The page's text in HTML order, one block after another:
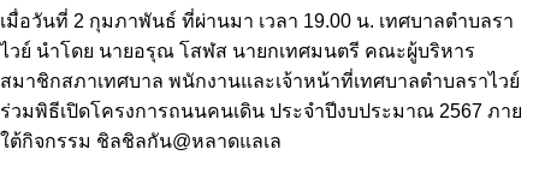
เมื่อวันที่ 2 กุมภาพันธ์ ที่ผ่านมา เวลา 19.00 น. เทศบาลตำบลรา
ไวย์ นำโดย นายอรุณ โสฬส นายกเทศมนตรี คณะผู้บริหาร
สมาชิกสภาเทศบาล พนักงานและเจ้าหน้าที่เทศบาลตำบลราไวย์
ร่วมพิธีเปิดโครงการถนนคนเดิน ประจำปีงบประมาณ 2567 ภาย
ใต้กิจกรรม ชิลชิลกัน@หลาดแลเล